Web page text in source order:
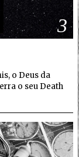
3
o Deus da
o seu Death